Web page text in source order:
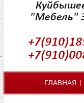
ГЛАВНАЯ |